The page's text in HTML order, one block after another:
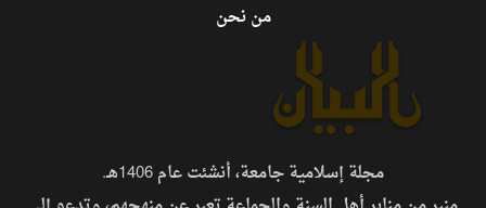
من نحن
مجلة إسلامية جامعة، أنشئت عام 1406هـ.